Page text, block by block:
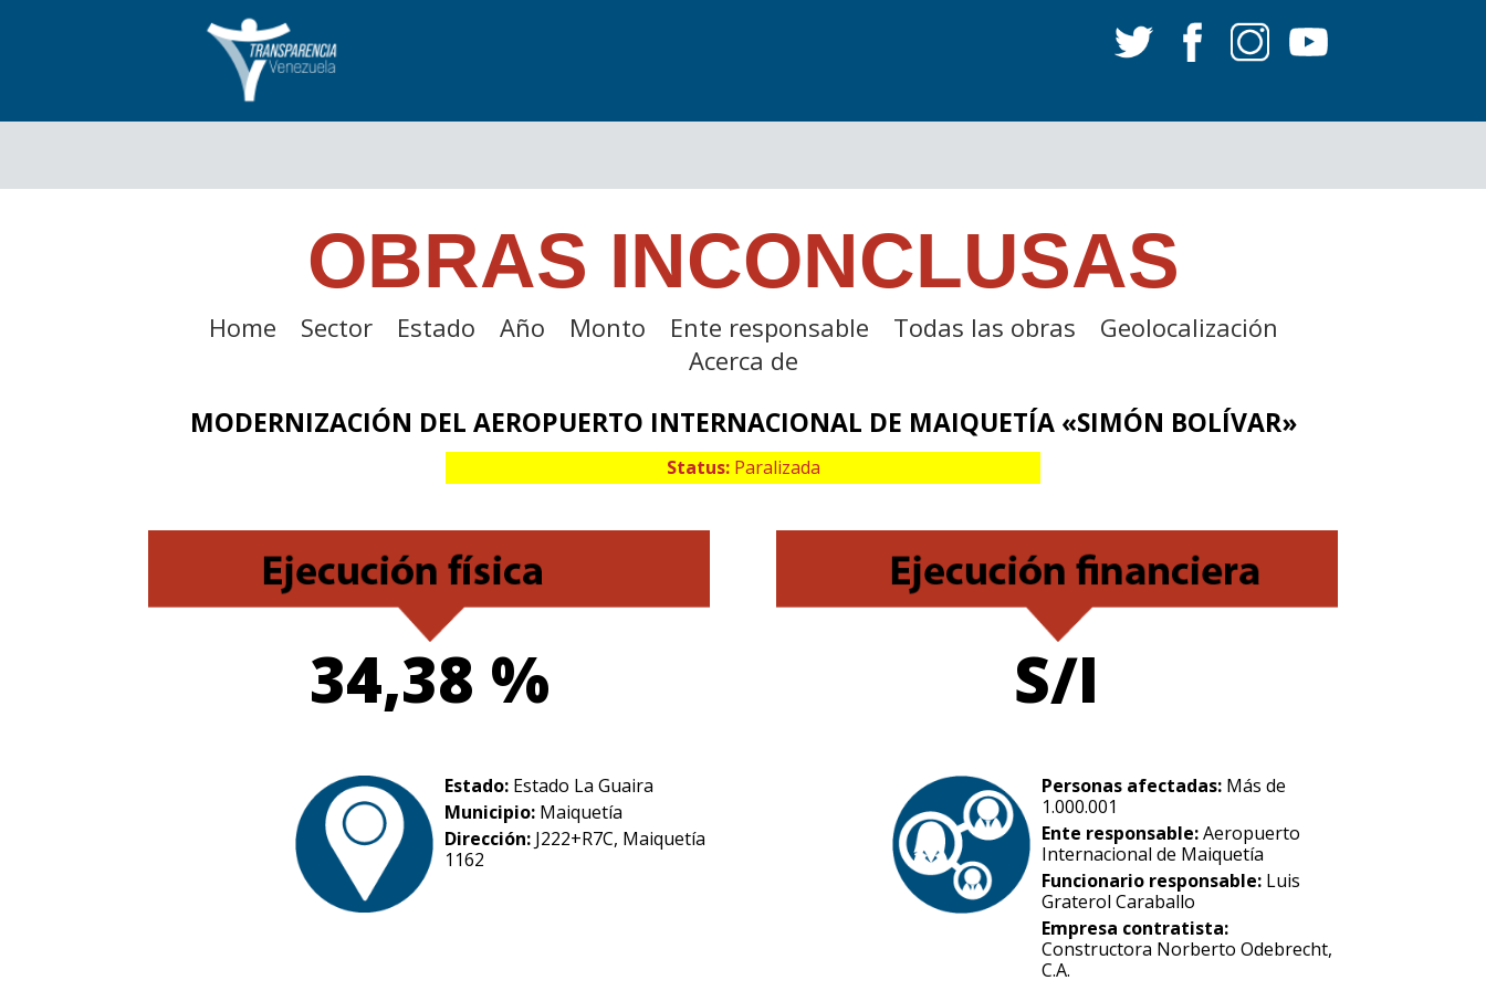
OBRAS INCONCLUSAS
Home Sector Estado Año Monto Ente responsable Todas las obras
Geolocalización
Acerca de
MODERNIZACIÓN DEL AEROPUERTO INTERNACIONAL DE MAIQUETÍA «SIMÓN BOLÍVAR»
Status: Paralizada
34,38 % S/I
Estado: Estado La Guaira
Municipio: Maiquetía
Dirección: J222+R7C, Maiquetía
1162
Personas afectadas: Más de
1.000.001
Ente responsable:Aeropuerto
Internacional de Maiquetía
Funcionario responsable: Luis
Graterol Caraballo
Empresa contratista:
Constructora Norberto Odebrecht,
C.A.